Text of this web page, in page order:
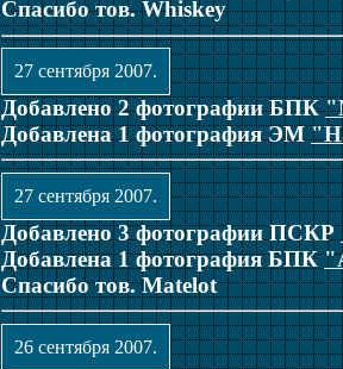
Спасибо тов. Whiskey
27 сентября 2007.
Добавлено 2 фотографии БПК
Добавлена 1 фотография ЭМ
27 сентября 2007.
Добавлено 3 фотографии ПСКР
Добавлена 1 фотография БПК
Спасибо тов. Matelot
26 сентября 2007.